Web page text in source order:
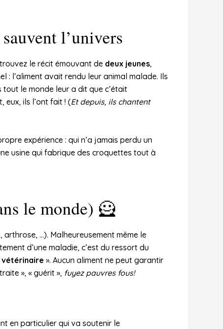
l’univers
le récit émouvant de deux jeunes,
: l’aliment avait rendu leur animal malade. Ils
le monde leur a dit que c’était
eux, ils l’ont fait ! (Et depuis, ils chantent
expérience : qui n’a jamais perdu un
usine qui fabrique des croquettes tout à
le monde) 🦸
…). Malheureusement même le
d’une maladie, c’est du ressort du
vétérinaire ». Aucun aliment ne peut garantir
», « guérit », fuyez pauvres fous!
en particulier qui va soutenir le